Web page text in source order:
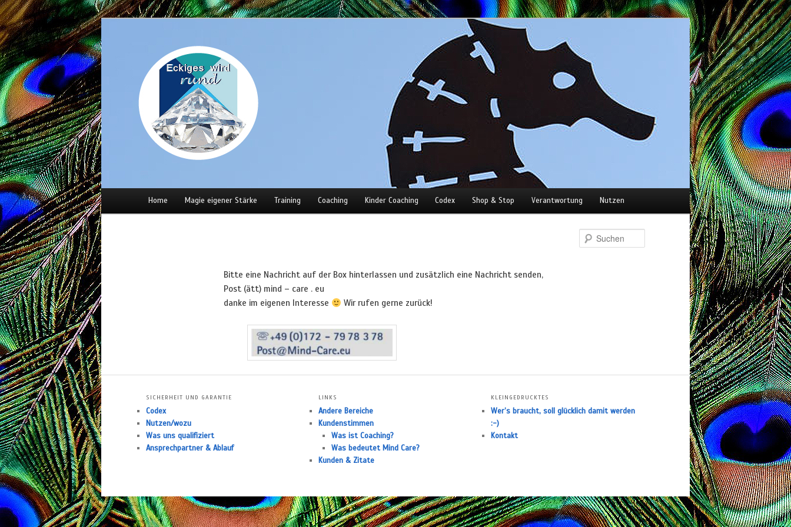
Zum
Zum
Home Magie eigener Stärke Training Coaching Kinder Coaching Codex Shop & Stop Verantwortung Nutzen
Bitte eine Nachricht auf der Box hinterlassen und zusätzlich eine Nachricht senden,
Post (ätt) mind – care . eu
danke im eigenen Interesse
Wir rufen gerne zurück!
SICHERHEIT UND GARANTIE
Codex
Nutzen/wozu
Was uns qualifiziert
Ansprechpartner & Ablauf
LINKS
Andere Bereiche
Kundenstimmen
Was ist Coaching?
Was bedeutet Mind Care?
Kunden & Zitate
KLEINGEDRUCKTES
Wer’s braucht, soll glücklich damit werden
:-)
Kontakt